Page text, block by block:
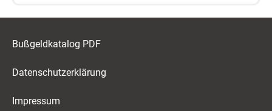
Bußgeldkatalog PDF
Datenschutzerklärung
Impressum